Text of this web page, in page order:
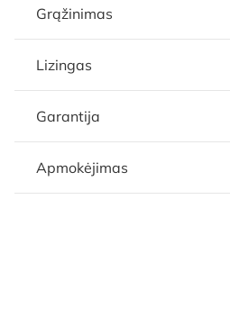
Grąžinimas
Lizingas
Garantija
Apmokėjimas